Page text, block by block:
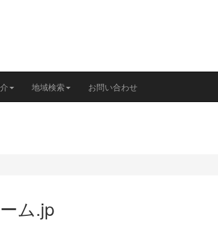
地域検索 お問い合わせ
ム.jp